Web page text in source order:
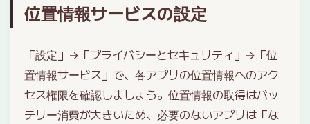
位置情報サービスの設定
「設定」→「プライバシーとセキュリティ」→「位
置情報サービス」で、各アプリの位置情報へのアク
セス権限を確認しましょう。位置情報の取得はバッ
テリー消費が大きいため、必要のないアプリは「な